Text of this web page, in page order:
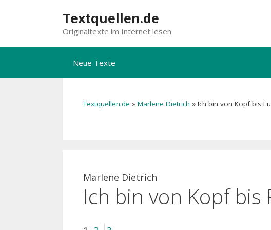
Textquellen.de
Originaltexte im Internet lesen
Neue Texte
Textquellen.de » Marlene Dietrich » Ich bin von Kopf bis
Marlene Dietrich
Ich bin von Kopf